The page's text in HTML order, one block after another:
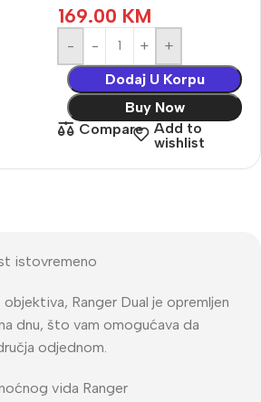
169.00 KM
-
+
Dodaj U Korpu
Buy Now
Compare
Add to
wishlist
istovremeno
Ranger Dual je opremljen
dnu, što vam omogućava da
odjednom.
vida Ranger